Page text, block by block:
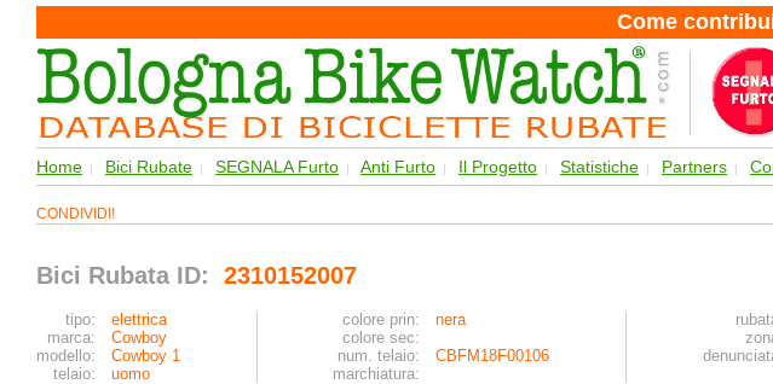
Come
Home | Bici Rubate | SEGNALA Furto | Anti Furto | Il Progetto | Statistiche | Partners |
CONDIVIDI!
Bici Rubata ID: 2310152007
tipo: elettrica colore prin: nera
marca:
Cowboy colore sec:
modello:
Cowboy 1 num. telaio: CBFM18F00106
telaio:
uomo
marchiatura: